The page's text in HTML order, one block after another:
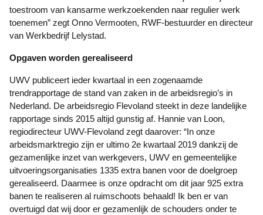
toestroom van kansarme werkzoekenden naar regulier werk
toenemen” zegt Onno Vermooten, RWF-bestuurder en directeur
van Werkbedrijf Lelystad.
Opgaven worden gerealiseerd
UWV publiceert ieder kwartaal in een zogenaamde
trendrapportage de stand van zaken in de arbeidsregio’s in
Nederland. De arbeidsregio Flevoland steekt in deze landelijke
rapportage sinds 2015 altijd gunstig af. Hannie van Loon,
regiodirecteur UWV-Flevoland zegt daarover: “In onze
arbeidsmarktregio zijn er ultimo 2e kwartaal 2019 dankzij de
gezamenlijke inzet van werkgevers, UWV en gemeentelijke
uitvoeringsorganisaties 1335 extra banen voor de doelgroep
gerealiseerd. Daarmee is onze opdracht om dit jaar 925 extra
banen te realiseren al ruimschoots behaald! Ik ben er van
overtuigd dat wij door er gezamenlijk de schouders onder te